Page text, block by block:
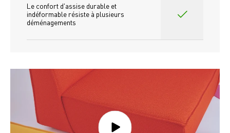
Le confort d'assise durable et
indéformable résiste à plusieurs
déménagements